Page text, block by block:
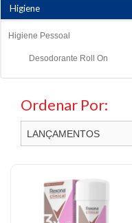
Higiene
Higiene Pessoal
Desodorante Roll On
Ordenar Por: